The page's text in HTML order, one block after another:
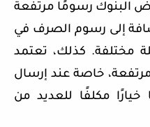
البنوك رسومًا مرتفعة
إلى رسوم الصرف في
مختلفة. كذلك، تعتمد
خاصة عند إرسال
مكلفًا للعديد من